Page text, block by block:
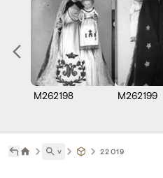
M262198 M262199
˅ 22019